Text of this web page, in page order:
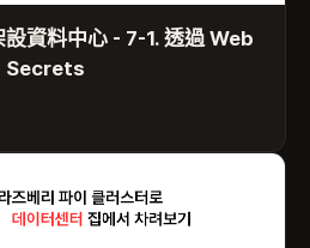
資料中心 - 7-1. 透過 Web
Secrets